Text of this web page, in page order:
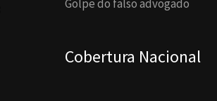
Golpe do falso advogado
Cobertura Nacional